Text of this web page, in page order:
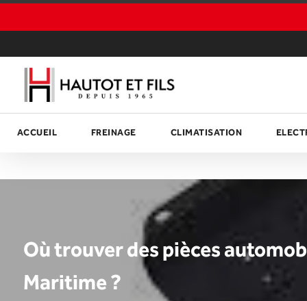
ACCUEIL FREINAGE CLIMATISATION
Où trouver des pièces
Maritime ?
Panneau de gestion des cookies